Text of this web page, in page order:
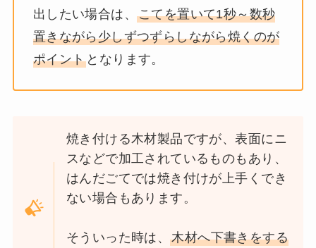
出したい場合は、こてを置いて1秒～数秒
置きながら少しずつずらしながら焼くのが
ポイント となります。
焼き付ける木材製品ですが、表面にニ
スなどで加工されているものもあり、
はんだごてでは焼き付けが上手くでき
ない場合もあります。
そういった時は、木材へ下書きをする